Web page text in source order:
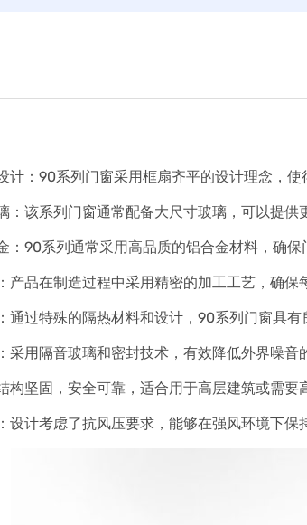
计：90系列门窗采用框扇齐平的设计理念，
：该系列门窗通常配备大尺寸玻璃，可以提供
：90系列通常采用高品质的铝合金材料，确保
产品在制造过程中采用精密的加工工艺，确保
通过特殊的隔热材料和设计，90系列门窗具有
采用隔音玻璃和密封技术，有效降低外界噪音
构坚固，安全可靠，适合用于高层建筑或需要
设计考虑了抗风压要求，能够在强风环境下保